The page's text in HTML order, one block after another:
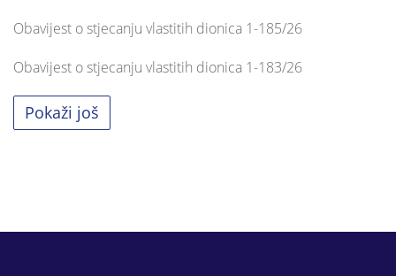
Obavijest o stjecanju vlastitih dionica 1-185/26
Obavijest o stjecanju vlastitih dionica 1-183/26
Pokaži još